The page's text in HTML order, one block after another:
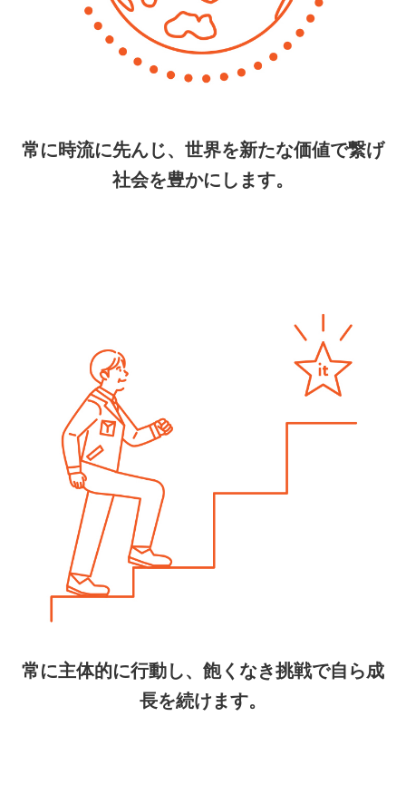
常に時流に先んじ、世界を新たな価値で繋げ
社会を豊かにします。
常に主体的に行動し、飽くなき挑戦で自ら成
長を続けます。